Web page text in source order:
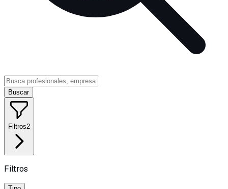
Buscar
Filtros2
Filtros